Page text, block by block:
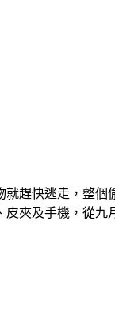
趕快逃走，整個
夾及手機，從九